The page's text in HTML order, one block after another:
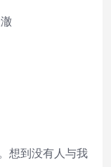
想到没有人与我